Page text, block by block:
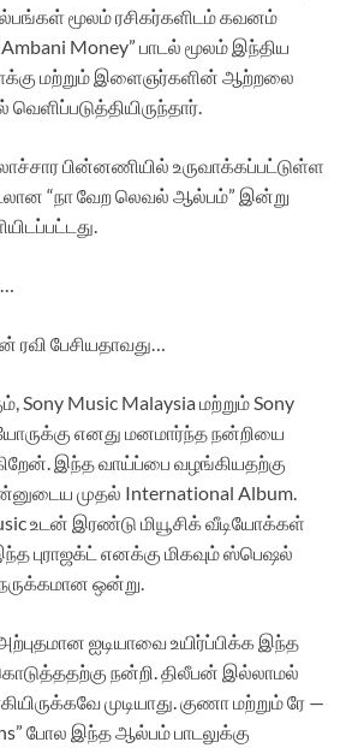
மூலம் ரசிகர்களிடம் கவனம்
Money” பாடல் மூலம் இந்திய
மற்றும் இளைஞர்களின் ஆற்றலை
பின்னணியில் உருவாக்கப்பட்டுள்ள
“நா வேற லெவல் ஆல்பம்” இன்று
ரவி பேசியதாவது…
Sony Music Malaysia மற்றும் Sony
எனது மனமார்ந்த நன்றியை
இந்த வாய்ப்பை வழங்கியதற்கு
முதல் International Album.
உடன் இரண்டு மியூசிக் வீடியோக்கள்
புராஜக்ட் எனக்கு மிகவும் ஸ்பெஷல்
ஒன்று.
ஐடியாவை உயிர்ப்பிக்க இந்த
நன்றி. திலீபன் இல்லாமல்
முடியாது. குணா மற்றும் ரே —
போல இந்த ஆல்பம் பாடலுக்கு